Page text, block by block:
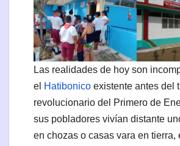
Las realidades de hoy son
el Hatibonico existente antes del
revolucionario del Primero de
sus pobladores vivían distante
en chozas o casas vara en tierra,